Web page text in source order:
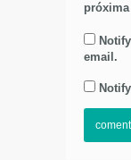
email.